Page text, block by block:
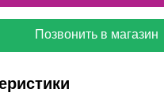
Позвонить в магазин